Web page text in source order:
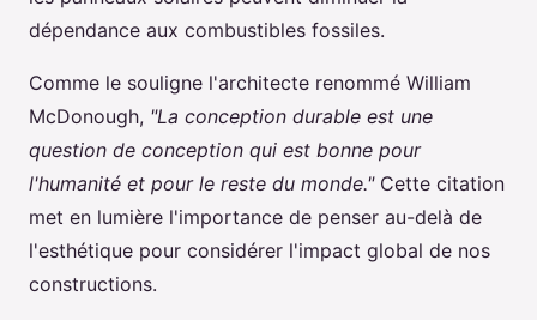
dépendance aux combustibles fossiles.
Comme le souligne l'architecte renommé William
McDonough, "La conception durable est une
question de conception qui est bonne pour
l'humanité et pour le reste du monde."Cette citation
met en lumière l'importance de penser au-delà de
l'esthétique pour considérer l'impact global de nos
constructions.